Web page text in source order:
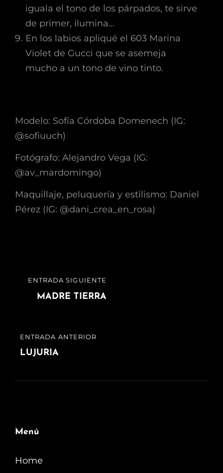
iguala el tono de los párpados, te sirve
de primer, ilumina…
En los labios apliqué el 603 Marina
Violet de Gucci que se asemeja
mucho a un tono de vino tinto.
Modelo: Sofía Córdoba Domenech (IG:
@sofiuuch)
Fotógrafo: Alejandro Vega (IG:
@av_mardomingo)
Maquillaje, peluquería y estilismo: Daniel
Pérez (IG: @dani_crea_en_rosa)
Navegación
ENTRADA
ANTERIOR
ENTRADA ANTERIOR
LUJURIA
ENTRADA
SIGUIENTE
ENTRADA SIGUIENTE
MADRE TIERRA
Menú
Home